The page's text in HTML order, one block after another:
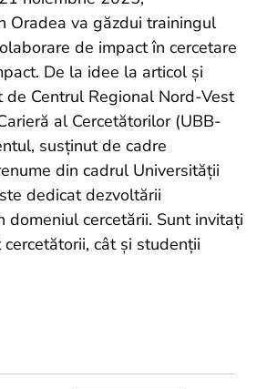
Oradea va găzdui trainingul
de impact în cercetare
De la idee la articol și
de Centrul Regional Nord-Vest
al Cercetătorilor (UBB-
susținut de cadre
din cadrul Universității
dedicat dezvoltării
domeniul cercetării. Sunt invitați
cât și studenții